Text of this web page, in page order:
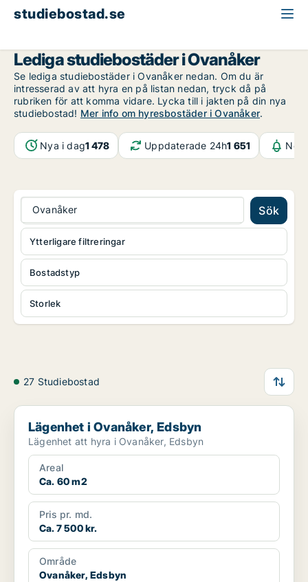
studiebostad.se
Lediga studiebostäder i Ovanåker
Se lediga studiebostäder i Ovanåker nedan. Om du är
intresserad av att hyra en på listan nedan, tryck då på
rubriken för att komma vidare. Lycka till i jakten på din nya
studiebostad! Mer info om hyresbostäder i Ovanåker.
Nya i dag1 478 Uppdaterade 24h1 651
Ovanåker Sök
Bostadstyp
Storlek
Ytterligare filtreringar
27 Studiebostad
Lägenhet i Ovanåker, Edsbyn
Lägenhet i Ovanåker, Edsbyn
Lägenhet att hyra i Ovanåker, Edsbyn
Areal
Ca. 60 m2
Pris pr. md.
Ca. 7 500 kr.
Område
Ovanåker, Edsbyn